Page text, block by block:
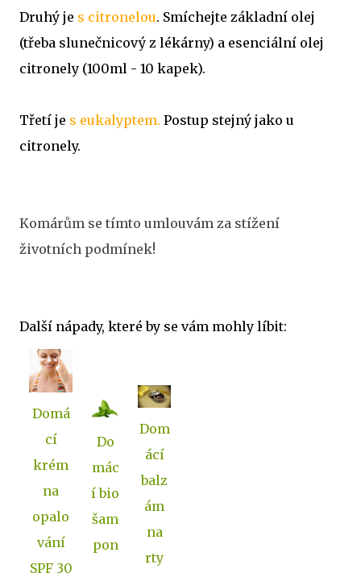
Druhý je s citronelou. Smíchejte základní olej
(třeba slunečnicový z lékárny) a esenciální olej
citronely (100ml - 10 kapek).
Třetí je s eukalyptem. Postup stejný jako u
citronely.
Komárům se tímto umlouvám za stížení
životních podmínek!
Další nápady, které by se vám mohly líbit:
Domá
cí
krém
na
opalo
vání
SPF 30
Do
mác
í bio
šam
pon
Dom
ácí
balz
ám
na
rty